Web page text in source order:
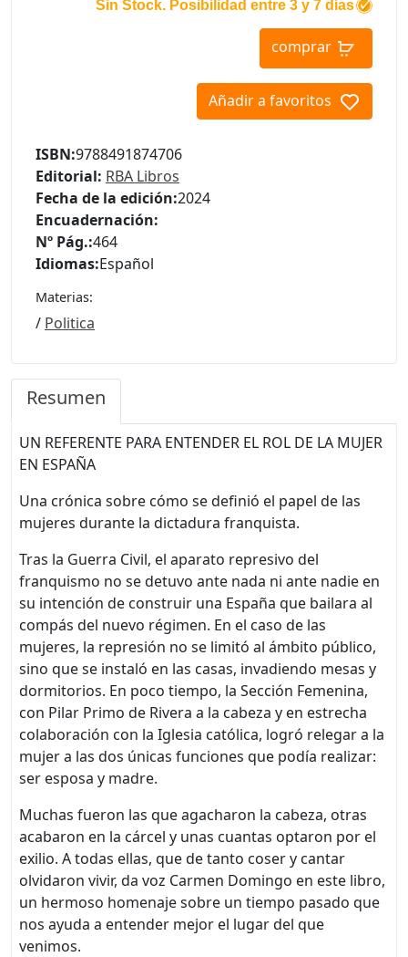
Sin Stock. Posibilidad entre 3 y 7 días
comprar
Añadir a favoritos
ISBN:9788491874706
Editorial: RBA Libros
Fecha de la edición:2024
Encuadernación:
Nº Pág.:464
Idiomas:Español
Materias:
/ Politica
Resumen
UN REFERENTE PARA ENTENDER EL ROL DE LA MUJER
EN ESPAÑA
Una crónica sobre cómo se definió el papel de las
mujeres durante la dictadura franquista.
Tras la Guerra Civil, el aparato represivo del
franquismo no se detuvo ante nada ni ante nadie en
su intención de construir una España que bailara al
compás del nuevo régimen. En el caso de las
mujeres, la represión no se limitó al ámbito público,
sino que se instaló en las casas, invadiendo mesas y
dormitorios. En poco tiempo, la Sección Femenina,
con Pilar Primo de Rivera a la cabeza y en estrecha
colaboración con la Iglesia católica, logró relegar a la
mujer a las dos únicas funciones que podía realizar:
ser esposa y madre.
Muchas fueron las que agacharon la cabeza, otras
acabaron en la cárcel y unas cuantas optaron por el
exilio. A todas ellas, que de tanto coser y cantar
olvidaron vivir, da voz Carmen Domingo en este libro,
un hermoso homenaje sobre un tiempo pasado que
nos ayuda a entender mejor el lugar del que
venimos.